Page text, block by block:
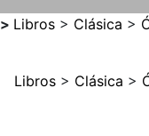
> Libros > Clásica >
Libros > Clásica >